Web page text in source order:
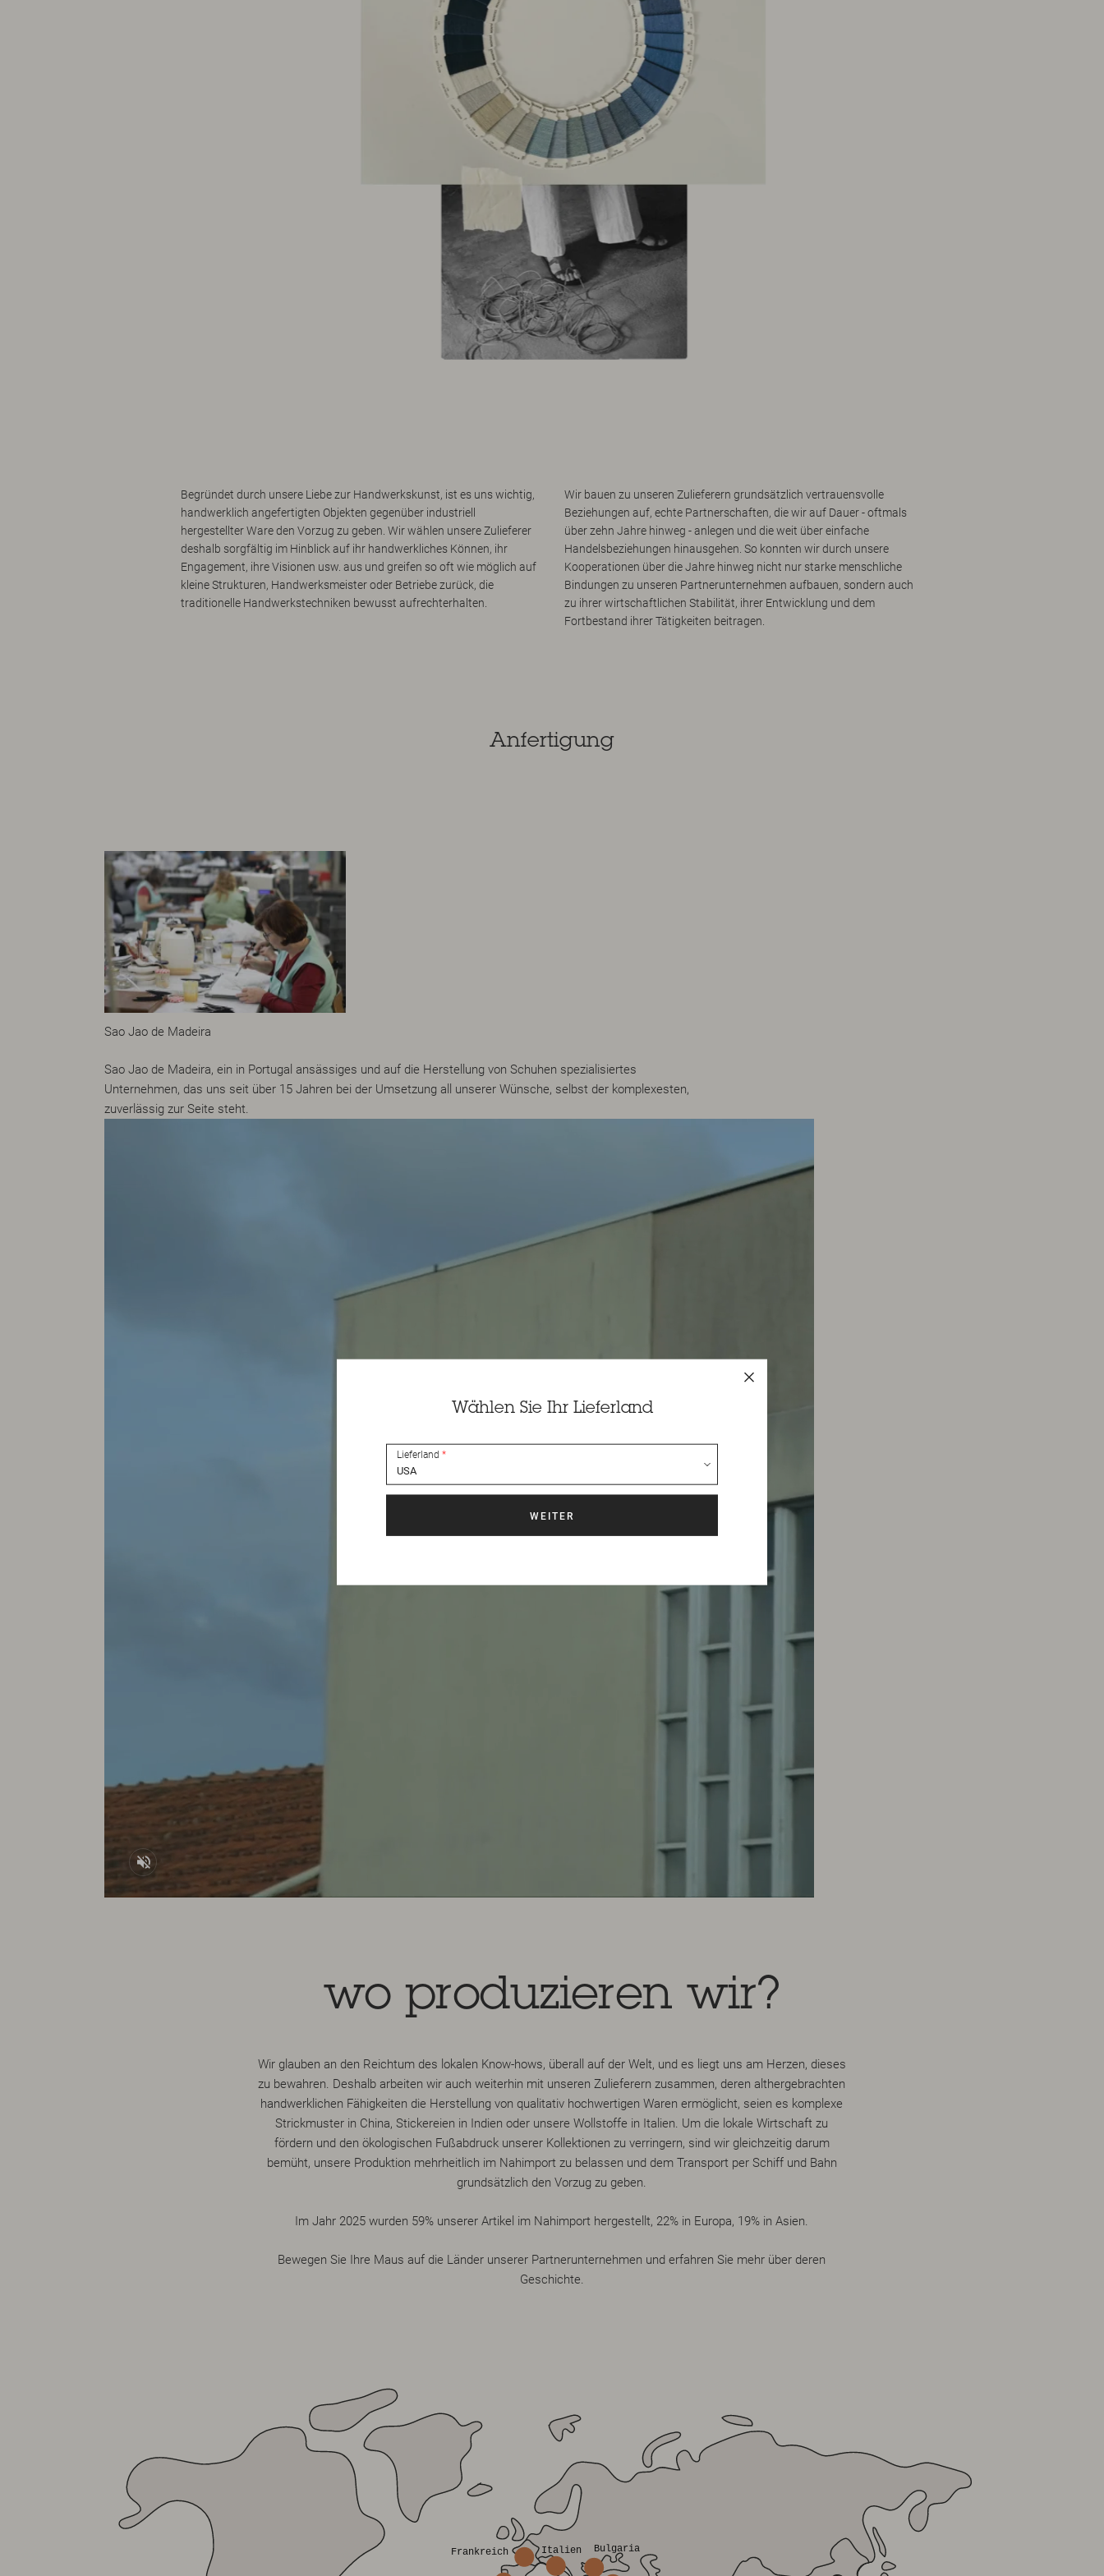
Begründet durch unsere Liebe zur Handwerkskunst, ist es uns wichtig,
handwerklich angefertigten Objekten gegenüber industriell
hergestellter Ware den Vorzug zu geben. Wir wählen unsere Zulieferer
deshalb sorgfältig im Hinblick auf ihr handwerkliches Können, ihr
Engagement, ihre Visionen usw. aus und greifen so oft wie möglich auf
kleine Strukturen, Handwerksmeister oder Betriebe zurück, die
traditionelle Handwerkstechniken bewusst aufrechterhalten.
Wir bauen zu unseren Zulieferern grundsätzlich vertrauensvolle
Beziehungen auf, echte Partnerschaften, die wir auf Dauer - oftmals
über zehn Jahre hinweg - anlegen und die weit über einfache
Handelsbeziehungen hinausgehen. So konnten wir durch unsere
Kooperationen über die Jahre hinweg nicht nur starke menschliche
Bindungen zu unseren Partnerunternehmen aufbauen, sondern auch
zu ihrer wirtschaftlichen Stabilität, ihrer Entwicklung und dem
Fortbestand ihrer Tätigkeiten beitragen.
Anfertigung
Sao Jao de Madeira
Sao Jao de Madeira, ein in Portugal ansässiges und auf die Herstellung von Schuhen spezialisiertes
Unternehmen, das uns seit über 15 Jahren bei der Umsetzung all unserer Wünsche, selbst der komplexesten,
zuverlässig zur Seite steht.
wo produzieren wir?
Wir glauben an den Reichtum des lokalen Know-hows, überall auf der Welt, und es liegt uns am Herzen, dieses
zu bewahren. Deshalb arbeiten wir auch weiterhin mit unseren Zulieferern zusammen, deren althergebrachten
handwerklichen Fähigkeiten die Herstellung von qualitativ hochwertigen Waren ermöglicht, seien es komplexe
Strickmuster in China, Stickereien in Indien oder unsere Wollstoffe in Italien. Um die lokale Wirtschaft zu
fördern und den ökologischen Fußabdruck unserer Kollektionen zu verringern, sind wir gleichzeitig darum
bemüht, unsere Produktion mehrheitlich im Nahimport zu belassen und dem Transport per Schiff und Bahn
grundsätzlich den Vorzug zu geben.
Im Jahr 2025 wurden 59% unserer Artikel im Nahimport hergestellt, 22% in Europa, 19% in Asien.
Bewegen Sie Ihre Maus auf die Länder unserer Partnerunternehmen und erfahren Sie mehr über deren
Geschichte.
Frankreich Italien Bulgaria
Wählen Sie Ihr Lieferland
Lieferland